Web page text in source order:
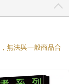
無法與一般商品合